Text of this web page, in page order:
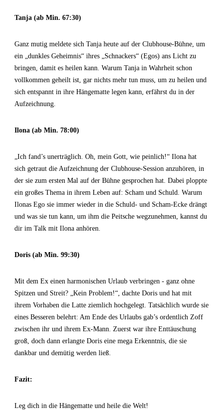
Tanja (ab Min. 67:30)
Ganz mutig meldete sich Tanja heute auf der Clubhouse-Bühne, um
ein „dunkles Geheimnis“ ihres „Schnackers“ (Egos) ans Licht zu
bringen, damit es heilen kann. Warum Tanja in Wahrheit schon
vollkommen geheilt ist, gar nichts mehr tun muss, um zu heilen und
sich entspannt in ihre Hängematte legen kann, erfährst du in der
Aufzeichnung.
Ilona (ab Min. 78:00)
„Ich fand’s unerträglich. Oh, mein Gott, wie peinlich!“ Ilona hat
sich getraut die Aufzeichnung der Clubhouse-Session anzuhören, in
der sie zum ersten Mal auf der Bühne gesprochen hat. Dabei ploppte
ein großes Thema in ihrem Leben auf: Scham und Schuld. Warum
Ilonas Ego sie immer wieder in die Schuld- und Scham-Ecke drängt
und was sie tun kann, um ihm die Peitsche wegzunehmen, kannst du
dir im Talk mit Ilona anhören.
Doris (ab Min. 99:30)
Mit dem Ex einen harmonischen Urlaub verbringen - ganz ohne
Spitzen und Streit? „Kein Problem!“, dachte Doris und hat mit
ihrem Vorhaben die Latte ziemlich hochgelegt. Tatsächlich wurde sie
eines Besseren belehrt: Am Ende des Urlaubs gab’s ordentlich Zoff
zwischen ihr und ihrem Ex-Mann. Zuerst war ihre Enttäuschung
groß, doch dann erlangte Doris eine mega Erkenntnis, die sie
dankbar und demütig werden ließ.
Fazit:
Leg dich in die Hängematte und heile die Welt!